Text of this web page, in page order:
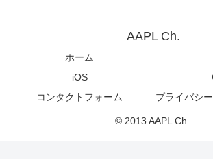
AAPL Ch.
ホーム
iOS
コンタクトフォーム
プライバシ
© 2013 AAPL Ch..